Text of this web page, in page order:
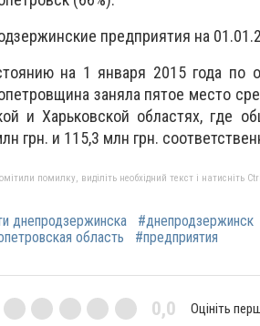
предприятия на
на 1 января 2015 года по
заняла пятое место
и Харьковской областях, где
грн. и 115,3 млн грн.
помилку, виділіть необхідний текст і натисніть
днепродзержинска #днепродзержинск
область
#предприятия
0,0 Оцініть